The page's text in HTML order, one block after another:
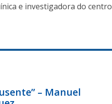
e investigadora do centro
– Manuel